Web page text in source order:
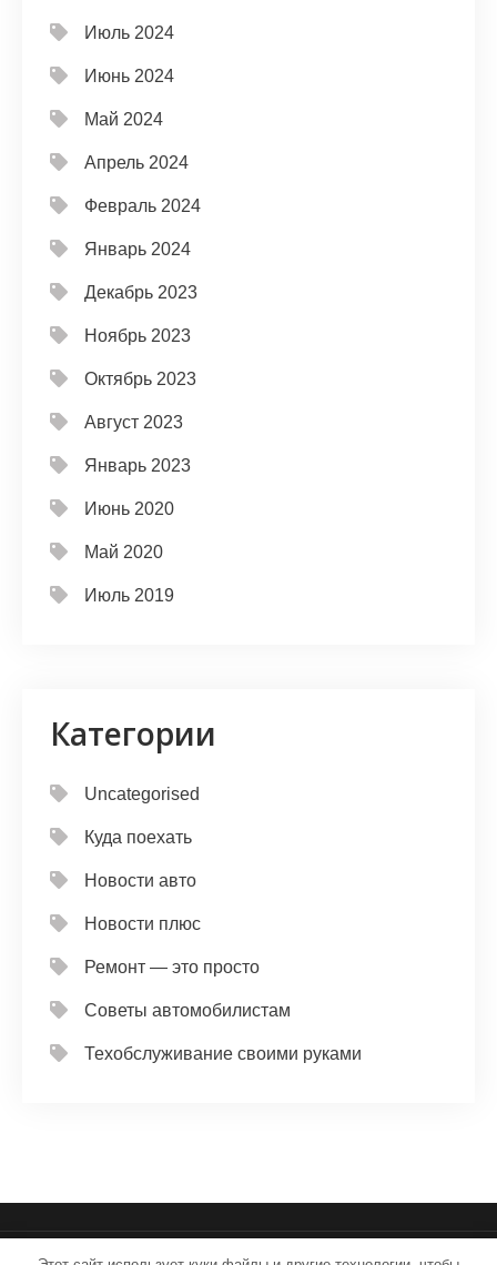
Июль 2024
Июнь 2024
Май 2024
Апрель 2024
Февраль 2024
Январь 2024
Декабрь 2023
Ноябрь 2023
Октябрь 2023
Август 2023
Январь 2023
Июнь 2020
Май 2020
Июль 2019
Категории
Uncategorised
Куда поехать
Новости авто
Новости плюс
Ремонт — это просто
Советы автомобилистам
Техобслуживание своими руками